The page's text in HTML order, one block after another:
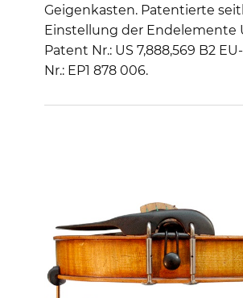
Geigenkasten. Patentierte
Einstellung der Endelemente
Patent Nr.: US 7,888,569 B2
Nr.: EP1 878 006.